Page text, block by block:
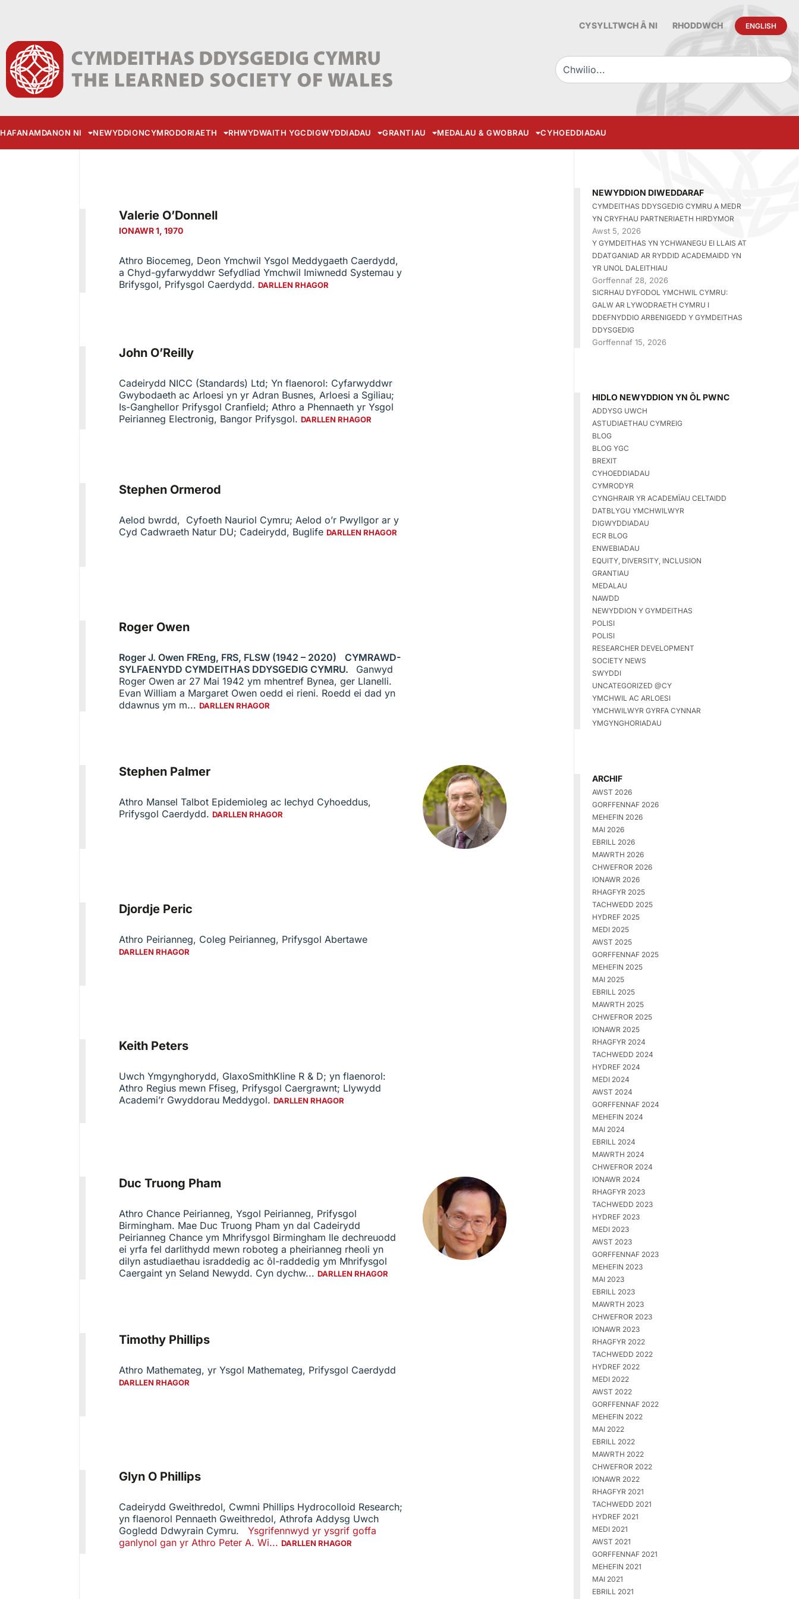
CYSYLLTWCH Â NI RHODDWCH ENGLISH
HAFANAMDANON NI NEWYDDIONCYMRODORIAETH RHWYDWAITH YGCDIGWYDDIADAU GRANTIAU MEDALAU & GWOBRAU CYHOEDDIADAU
Valerie O’Donnell
IONAWR 1, 1970
Athro Biocemeg, Deon Ymchwil Ysgol Meddygaeth Caerdydd,
a Chyd-gyfarwyddwr Sefydliad Ymchwil Imiwnedd Systemau y
Brifysgol, Prifysgol Caerdydd. DARLLEN RHAGOR
John O’Reilly
Cadeirydd NICC (Standards) Ltd; Yn flaenorol: Cyfarwyddwr
Gwybodaeth ac Arloesi yn yr Adran Busnes, Arloesi a Sgiliau;
Is-Ganghellor Prifysgol Cranfield; Athro a Phennaeth yr Ysgol
Peirianneg Electronig, Bangor Prifysgol. DARLLEN RHAGOR
Stephen Ormerod
Aelod bwrdd, Cyfoeth Nauriol Cymru; Aelod o’r Pwyllgor ar y
Cyd Cadwraeth Natur DU; Cadeirydd, Buglife DARLLEN RHAGOR
Roger Owen
Roger J. Owen FREng, FRS, FLSW (1942 – 2020)
CYMRAWD-
SYLFAENYDD CYMDEITHAS DDYSGEDIG CYMRU.
Ganwyd
Roger Owen ar 27 Mai 1942 ym mhentref Bynea, ger Llanelli.
Evan William a Margaret Owen oedd ei rieni. Roedd ei dad yn
ddawnus ym m... DARLLEN RHAGOR
Stephen Palmer
Athro Mansel Talbot Epidemioleg ac Iechyd Cyhoeddus,
Prifysgol Caerdydd. DARLLEN RHAGOR
Djordje Peric
Athro Peirianneg, Coleg Peirianneg, Prifysgol Abertawe
DARLLEN RHAGOR
Keith Peters
Uwch Ymgynghorydd, GlaxoSmithKline R & D; yn flaenorol:
Athro Regius mewn Ffiseg, Prifysgol Caergrawnt; Llywydd
Academi’r Gwyddorau Meddygol. DARLLEN RHAGOR
Duc Truong Pham
Athro Chance Peirianneg, Ysgol Peirianneg, Prifysgol
Birmingham. Mae Duc Truong Pham yn dal Cadeirydd
Peirianneg Chance ym Mhrifysgol Birmingham lle dechreuodd
ei yrfa fel darlithydd mewn roboteg a pheirianneg rheoli yn
dilyn astudiaethau israddedig ac ôl-raddedig ym Mhrifysgol
Caergaint yn Seland Newydd. Cyn dychw... DARLLEN RHAGOR
Timothy Phillips
Athro Mathemateg, yr Ysgol Mathemateg, Prifysgol Caerdydd
DARLLEN RHAGOR
Glyn O Phillips
Cadeirydd Gweithredol, Cwmni Phillips Hydrocolloid Research;
yn flaenorol Pennaeth Gweithredol, Athrofa Addysg Uwch
Gogledd Ddwyrain Cymru. Ysgrifennwyd yr ysgrif goffa
ganlynol gan yr Athro Peter A. Wi... DARLLEN RHAGOR
NEWYDDION DIWEDDARAF
CYMDEITHAS DDYSGEDIG CYMRU A MEDR
YN CRYFHAU PARTNERIAETH HIRDYMOR
Awst 5, 2026
Y GYMDEITHAS YN YCHWANEGU EI LLAIS AT
DDATGANIAD AR RYDDID ACADEMAIDD YN
YR UNOL DALEITHIAU
Gorffennaf 28, 2026
SICRHAU DYFODOL YMCHWIL CYMRU:
GALW AR LYWODRAETH CYMRU I
DDEFNYDDIO ARBENIGEDD Y GYMDEITHAS
DDYSGEDIG
Gorffennaf 15, 2026
HIDLO NEWYDDION YN ÔL PWNC
ADDYSG UWCH
ASTUDIAETHAU CYMREIG
BLOG
BLOG YGC
BREXIT
CYHOEDDIADAU
CYMRODYR
CYNGHRAIR YR ACADEMÏAU CELTAIDD
DATBLYGU YMCHWILWYR
DIGWYDDIADAU
ECR BLOG
ENWEBIADAU
EQUITY, DIVERSITY, INCLUSION
GRANTIAU
MEDALAU
NAWDD
NEWYDDION Y GYMDEITHAS
POLISI
POLISI
RESEARCHER DEVELOPMENT
SOCIETY NEWS
SWYDDI
UNCATEGORIZED @CY
YMCHWIL AC ARLOESI
YMCHWILWYR GYRFA CYNNAR
YMGYNGHORIADAU
ARCHIF
AWST 2026
GORFFENNAF 2026
MEHEFIN 2026
MAI 2026
EBRILL 2026
MAWRTH 2026
CHWEFROR 2026
IONAWR 2026
RHAGFYR 2025
TACHWEDD 2025
HYDREF 2025
MEDI 2025
AWST 2025
GORFFENNAF 2025
MEHEFIN 2025
MAI 2025
EBRILL 2025
MAWRTH 2025
CHWEFROR 2025
IONAWR 2025
RHAGFYR 2024
TACHWEDD 2024
HYDREF 2024
MEDI 2024
AWST 2024
GORFFENNAF 2024
MEHEFIN 2024
MAI 2024
EBRILL 2024
MAWRTH 2024
CHWEFROR 2024
IONAWR 2024
RHAGFYR 2023
TACHWEDD 2023
HYDREF 2023
MEDI 2023
AWST 2023
GORFFENNAF 2023
MEHEFIN 2023
MAI 2023
EBRILL 2023
MAWRTH 2023
CHWEFROR 2023
IONAWR 2023
RHAGFYR 2022
TACHWEDD 2022
HYDREF 2022
MEDI 2022
AWST 2022
GORFFENNAF 2022
MEHEFIN 2022
MAI 2022
EBRILL 2022
MAWRTH 2022
CHWEFROR 2022
IONAWR 2022
RHAGFYR 2021
TACHWEDD 2021
HYDREF 2021
MEDI 2021
AWST 2021
GORFFENNAF 2021
MEHEFIN 2021
MAI 2021
EBRILL 2021